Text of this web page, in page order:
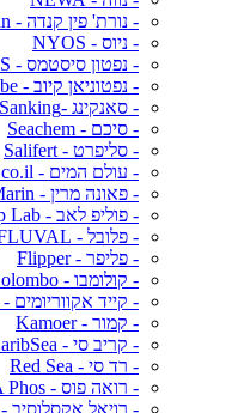
- נורת' פין קנדה - Northfin
- ניוס - NYOS
- נפטון סיסטמס - NEPTUNE SYSTEMS
- נפטוניאן קיוב - Neptunian Cube
- סאנקינג -Sanking
- סיכם - Seachem
- סליפרט - Salifert
- עולם המים - AquaWorld.co.il
- פאונה מרין - Fauna Marin
- פוליפ לאב - Polyp Lab
- פלובל - FLUVAL
- פליפר - Flipper
- קולומבו - Colombo
- קייד אקווריומים - CADE Aquariums
- קמור - Kamoer
- קריב סי - CaribSea
- רד סי - Red Sea
- רואה פוס - ROWA Phos
- רויאל אקסלוסיב - Royal Exclusiv